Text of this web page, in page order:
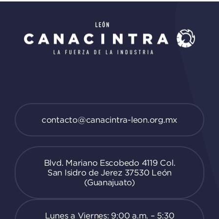
contacto@canacintra-leon.org.mx
Blvd. Mariano Escobedo 4119 Col.
San Isidro de Jerez 37530 León
(Guanajuato)
Lunes a Viernes: 9:00 a.m. – 5:30